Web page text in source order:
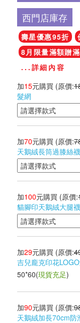
西門店庫存
壽星優惠95折
8月限量滿額贈
...詳細內容
加15元購買 (原價:
髮網
加70元購買 (原價:
天鵝絨長筒過膝絲襪
加100元購買 (原價:
貓腳印天鵝絨大腿襪
加29元購買 (原價:
吉兒龐克印花
50*60(現貨充足)
加90元購買 (原價:
天鵝絨加長70cm防